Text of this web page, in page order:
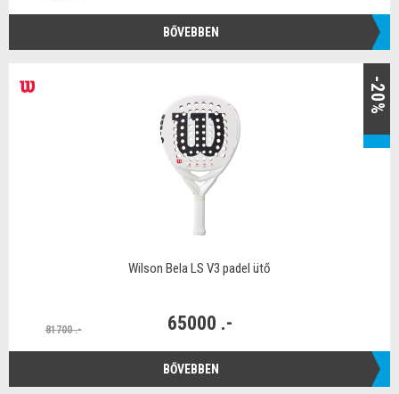
BŐVEBBEN
-20%
Wilson Bela LS V3 padel ütő
81700 .- 65000 .-
BŐVEBBEN